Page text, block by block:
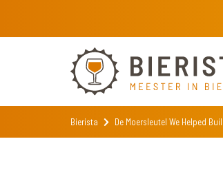
Bierista De Moersleutel We Helped